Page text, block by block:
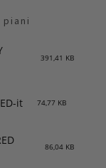
391,41 KB
it 74,77 KB
86,04 KB